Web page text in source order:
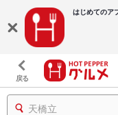
はじめてのア
戻る
天橋立